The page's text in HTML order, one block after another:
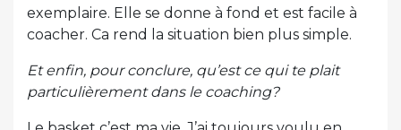
exemplaire. Elle se donne à fond et est facile à
coacher. Ca rend la situation bien plus simple.
Et enfin, pour conclure, qu’est ce qui te plait
particulièrement dans le coaching?